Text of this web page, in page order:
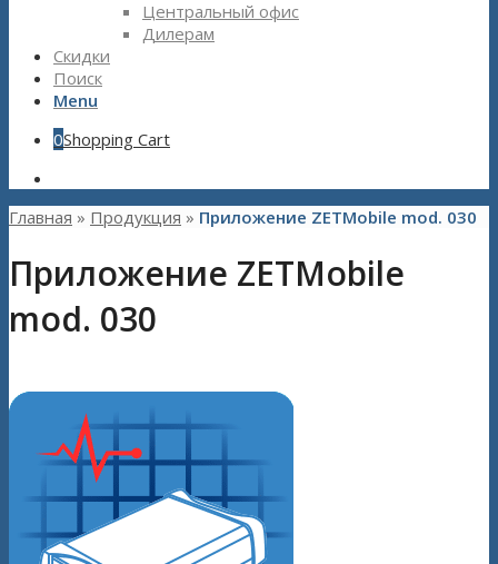
Центральный офис
Дилерам
Скидки
Поиск
Menu
0Shopping Cart
Главная » Продукция » Приложение ZETMobile mod. 030
Приложение ZETMobile
mod. 030